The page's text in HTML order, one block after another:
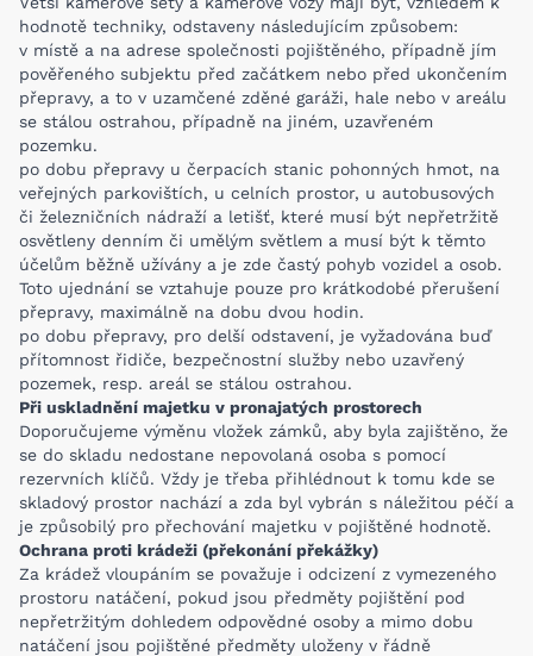
hodnotě techniky, odstaveny následujícím způsobem:
v místě a na adrese společnosti pojištěného, případně jím
pověřeného subjektu před začátkem nebo před ukončením
přepravy, a to v uzamčené zděné garáži, hale nebo v areálu
se stálou ostrahou, případně na jiném, uzavřeném
pozemku.
po dobu přepravy u čerpacích stanic pohonných hmot, na
veřejných parkovištích, u celních prostor, u autobusových
či železničních nádraží a letišť, které musí být nepřetržitě
osvětleny denním či umělým světlem a musí být k těmto
účelům běžně užívány a je zde častý pohyb vozidel a osob.
Toto ujednání se vztahuje pouze pro krátkodobé přerušení
přepravy, maximálně na dobu dvou hodin.
po dobu přepravy, pro delší odstavení, je vyžadována buď
přítomnost řidiče, bezpečnostní služby nebo uzavřený
pozemek, resp. areál se stálou ostrahou.
Při uskladnění majetku v pronajatých prostorech
Doporučujeme výměnu vložek zámků, aby byla zajištěno, že
se do skladu nedostane nepovolaná osoba s pomocí
rezervních klíčů. Vždy je třeba přihlédnout k tomu kde se
skladový prostor nachází a zda byl vybrán s náležitou péčí a
je způsobilý pro přechování majetku v pojištěné hodnotě.
Ochrana proti krádeži (překonání překážky)
Za krádež vloupáním se považuje i odcizení z vymezeného
prostoru natáčení, pokud jsou předměty pojištění pod
nepřetržitým dohledem odpovědné osoby a mimo dobu
natáčení jsou pojištěné předměty uloženy v řádně